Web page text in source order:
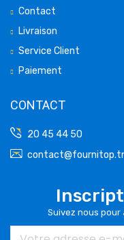
Contact
Livraison
Service Client
Paiement
CONTACT
20 45 44 50
Suivez nous pour